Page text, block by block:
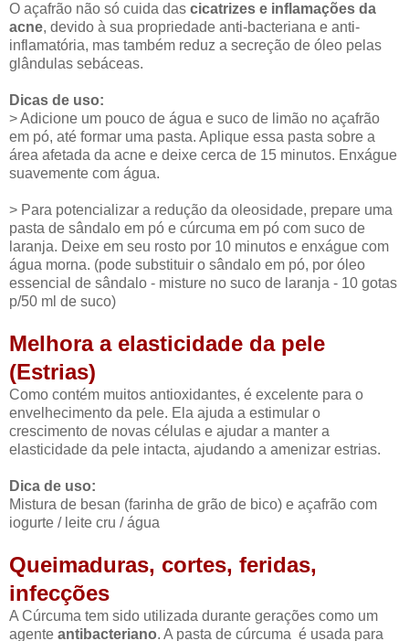
O açafrão não só cuida das cicatrizes e inflamações da
acne, devido à sua propriedade anti-bacteriana e anti-
inflamatória, mas também reduz a secreção de óleo pelas
glândulas sebáceas.
Dicas de uso:
> Adicione um pouco de água e suco de limão no açafrão
em pó, até formar uma pasta. Aplique essa pasta sobre a
área afetada da acne e deixe cerca de 15 minutos. Enxágue
suavemente com água.
> Para potencializar a redução da oleosidade, prepare uma
pasta de sândalo em pó e cúrcuma em pó com suco de
laranja. Deixe em seu rosto por 10 minutos e enxágue com
água morna. (pode substituir o sândalo em pó, por óleo
essencial de sândalo - misture no suco de laranja - 10 gotas
p/50 ml de suco)
Melhora a elasticidade da pele
(Estrias)
Como contém muitos antioxidantes, é excelente para o
envelhecimento da pele. Ela ajuda a estimular o
crescimento de novas células e ajudar a manter a
elasticidade da pele intacta, ajudando a amenizar estrias.
Dica de uso:
Mistura de besan (farinha de grão de bico) e açafrão com
iogurte / leite cru / água
Queimaduras, cortes, feridas,
infecções
A Cúrcuma tem sido utilizada durante gerações como um
agente antibacteriano. A pasta de cúrcuma é usada para